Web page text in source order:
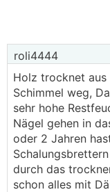
roli4444
Holz trocknet
Schimmel weg,
sehr hohe
Nägel gehen in
oder 2 Jahren
durch das
schon alles mit